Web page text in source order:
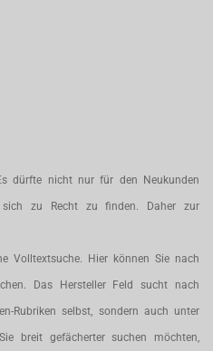
dürfte nicht nur für den Neukunden
zu Recht zu finden. Daher zur
Volltextsuche. Hier können Sie nach
Das Hersteller Feld sucht nach
Rubriken selbst, sondern auch unter
breit gefächerter suchen möchten,